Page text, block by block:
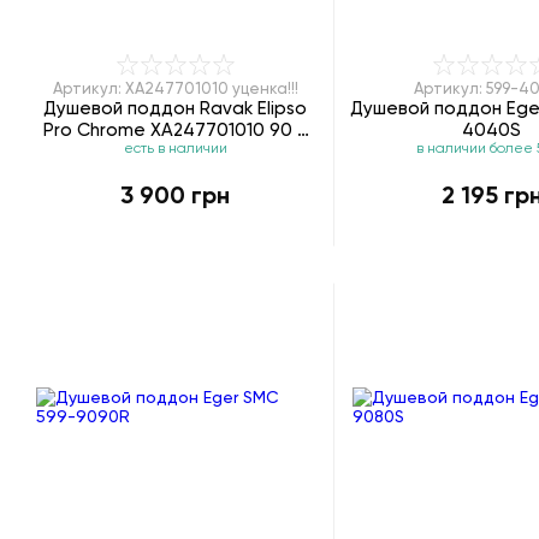
Артикул: XA247701010 уценка!!!
Душевой поддон Ravak Elipso
Pro Chrome XA247701010 90 х
90 см уценка!!!
есть в наличии
3 900 грн
Артикул: 599-
Душевой поддон
4040S
в наличии более
2 195